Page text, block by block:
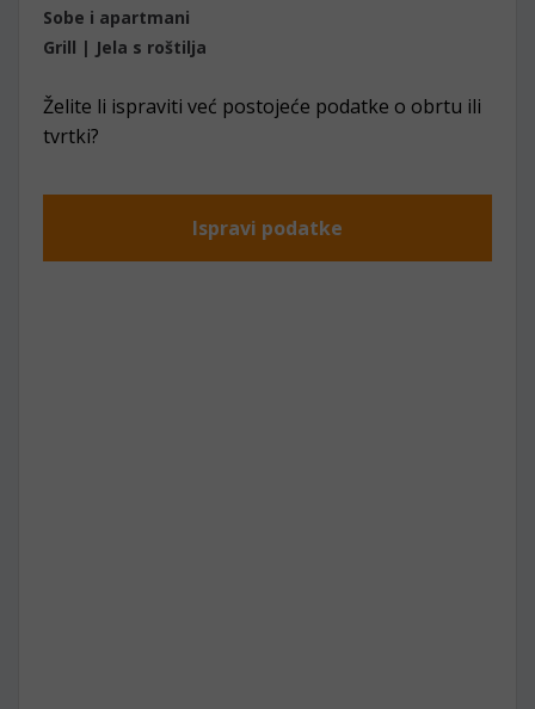
Sobe i apartmani
Grill | Jela s roštilja
Želite li ispraviti već postojeće podatke o obrtu ili
tvrtki?
Ispravi podatke